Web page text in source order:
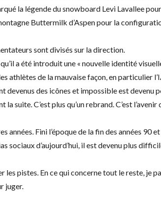
la légende du snowboard Levi Lavallee
Buttermilk d’Aspen pour la
sont divisés sur la direction.
a été introduit une « nouvelle identité
athlètes de la mauvaise façon, en particulier
devenus des icônes et impossible est devenu
C’est plus qu’un rebrand. C’est l’avenir
Fini l’époque de la fin des années 90
sociaux d’aujourd’hui, il est devenu plus
pistes. En ce qui concerne tout le reste, je
juger.